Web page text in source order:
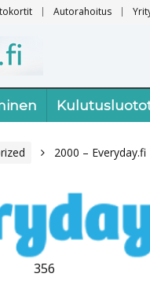
Autorahoitus
2000 – Everyday.fi
356